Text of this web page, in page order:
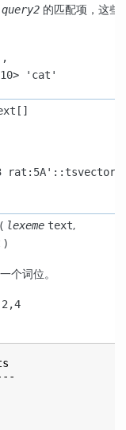
query2的匹配项，这些
'cat'
rat:5A'::tsvector)
lexeme text,
)
个词位。